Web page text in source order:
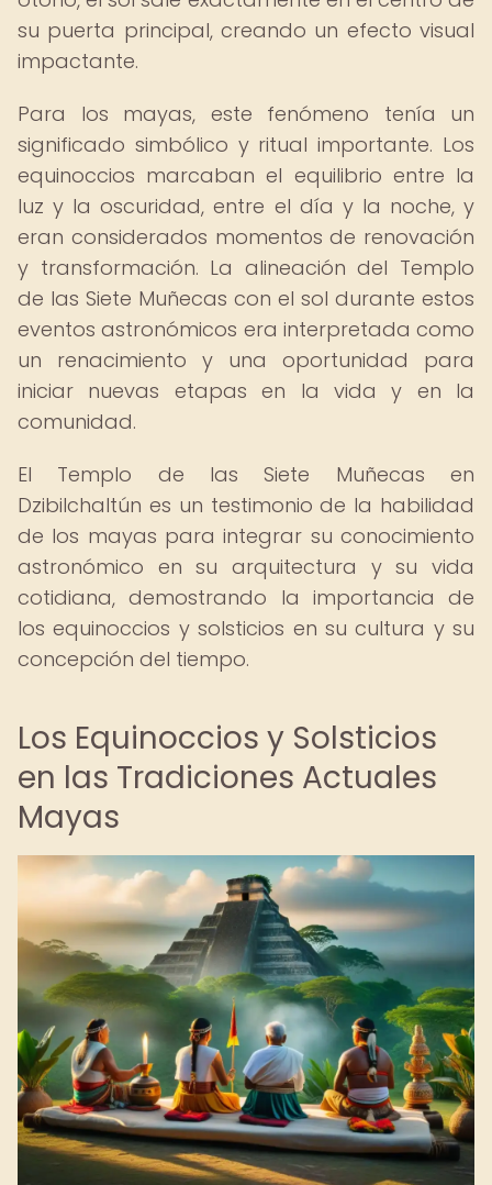
su puerta principal, creando un efecto visual
impactante.
Para los mayas, este fenómeno tenía un
significado simbólico y ritual importante. Los
equinoccios marcaban el equilibrio entre la
luz y la oscuridad, entre el día y la noche, y
eran considerados momentos de renovación
y transformación. La alineación del Templo
de las Siete Muñecas con el sol durante estos
eventos astronómicos era interpretada como
un renacimiento y una oportunidad para
iniciar nuevas etapas en la vida y en la
comunidad.
El Templo de las Siete Muñecas en
Dzibilchaltún es un testimonio de la habilidad
de los mayas para integrar su conocimiento
astronómico en su arquitectura y su vida
cotidiana, demostrando la importancia de
los equinoccios y solsticios en su cultura y su
concepción del tiempo.
Los Equinoccios y Solsticios
en las Tradiciones Actuales
Mayas